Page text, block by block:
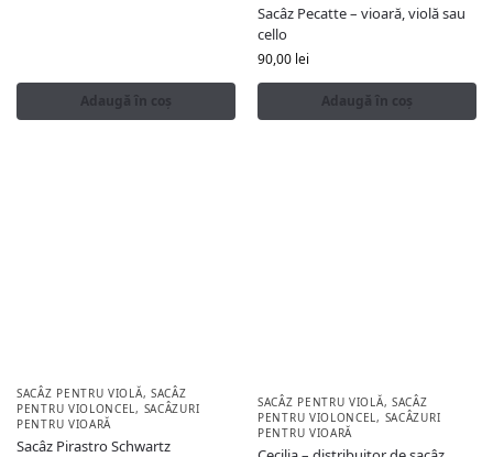
Adaugă în coș
Sacâz Pecatte – vioară, violă sau
cello
90,00 lei
Adaugă în coș
SACÂZ PENTRU VIOLĂ,SACÂZ
PENTRU VIOLONCEL, SACÂZURI
PENTRU VIOARĂ
Sacâz Pirastro Schwartz
SACÂZ PENTRU VIOLĂ,SACÂZ
PENTRU VIOLONCEL, SACÂZURI
PENTRU VIOARĂ